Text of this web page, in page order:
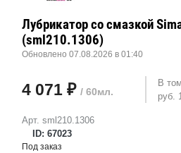
Арт. sml210.1306
ID: 67023
Лубрикатор со смазкой
(sml210.1306)
Обновлено 07.08.2026 в 01:40
4 071 ₽ / 60мл.
В
руб.
Под заказ